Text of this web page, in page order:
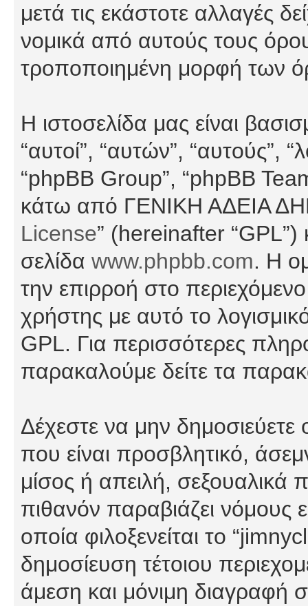
μετά τις εκάστοτε αλλαγές
νομικά από αυτούς τους
τροποποιημένη μορφή των
Η ιστοσελίδα μας είναι
“αυτοί”, “αυτών”, “αυτούς”,
“phpBB Group”, “phpBB
κάτω από ΓΕΝΙΚΗ ΑΔΕΙΑ
License” (hereinafter “GPL”)
σελίδα www.phpbb.com. Η
την επιρροή στο
χρήστης με αυτό το
GPL. Για περισσότερες
παρακαλούμε δείτε τα
Δέχεστε να μην
που είναι προσβλητικό,
μίσος ή απειλή, σεξουαλικά
πιθανόν παραβιάζει νόμους
οποία φιλοξενείται το
δημοσίευση τέτοιου
άμεση και μόνιμη διαγραφή